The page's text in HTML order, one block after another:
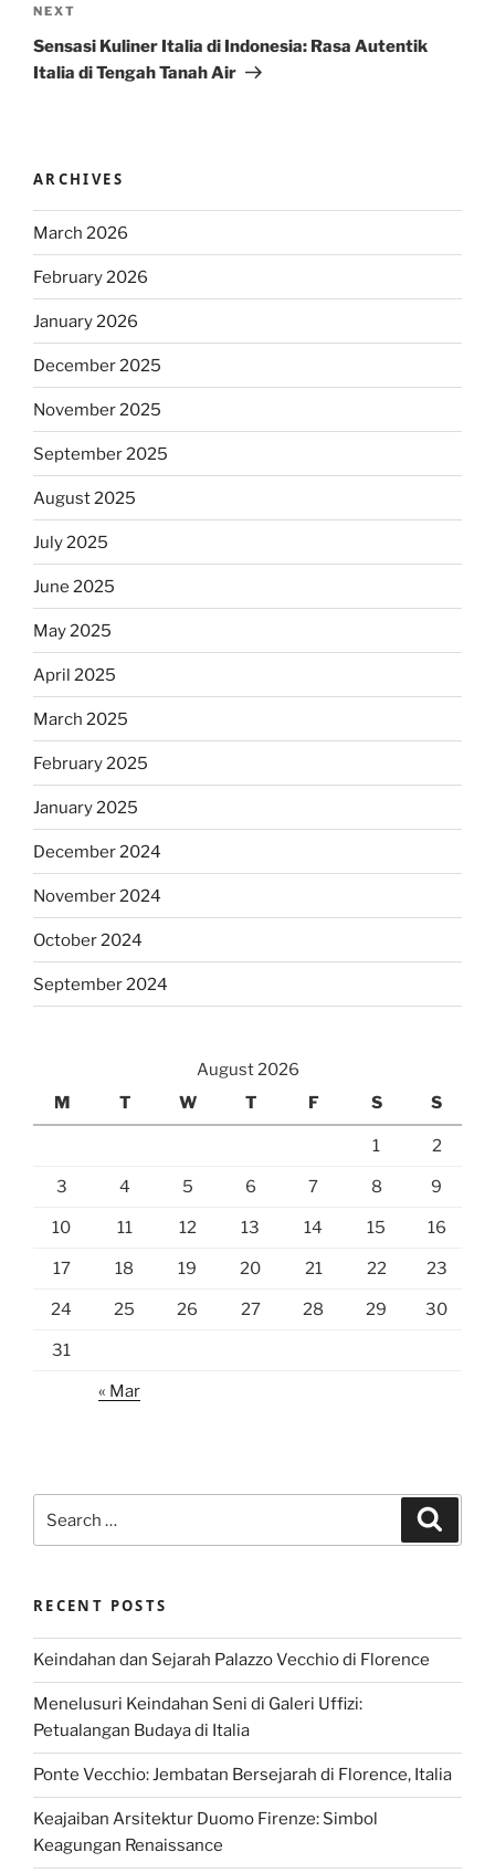
Next
Post
NEXT
Sensasi Kuliner Italia di Indonesia: Rasa Autentik
Italia di Tengah Tanah Air
ARCHIVES
March 2026
February 2026
January 2026
December 2025
November 2025
September 2025
August 2025
July 2025
June 2025
May 2025
April 2025
March 2025
February 2025
January 2025
December 2024
November 2024
October 2024
September 2024
August 2026
M
T W T F S S
1 2
3 4 5 6 7 8 9
10 11 12 13 14 15 16
17 18 19 20 21 22 23
24 25 26 27 28 29 30
31
« Mar
for:
RECENT POSTS
Keindahan dan Sejarah Palazzo Vecchio di Florence
Menelusuri Keindahan Seni di Galeri Uffizi:
Petualangan Budaya di Italia
Ponte Vecchio: Jembatan Bersejarah di Florence, Italia
Keajaiban Arsitektur Duomo Firenze: Simbol
Keagungan Renaissance